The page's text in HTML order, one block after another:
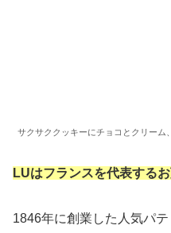
サクサククッキーにチョコとクリーム
LUはフランスを代表する
1846年に創業した人気パ